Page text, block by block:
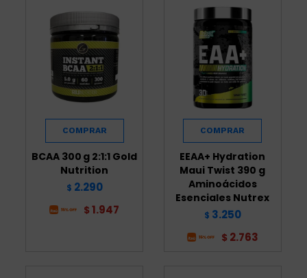
BCAA 300 g 2:1:1 Gold
Nutrition
$ 2.290
$ 1.947
EEAA+ Hydration
Maui Twist 390 g
Aminoácidos
Esenciales Nutrex
$ 3.250
$ 2.763